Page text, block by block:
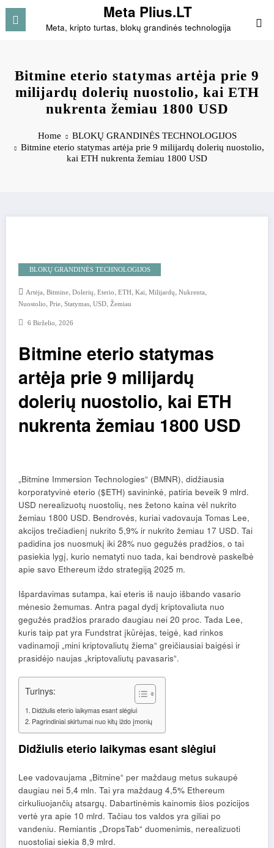
Meta Plius.LT
Meta, kripto turtas, blokų grandinės technologija
Bitmine eterio statymas artėja prie 9
milijardų dolerių nuostolio, kai ETH
nukrenta žemiau 1800 USD
Home
BLOKŲ GRANDINĖS TECHNOLOGIJOS
Bitmine eterio statymas artėja prie 9 milijardų dolerių nuostolio,
kai ETH nukrenta žemiau 1800 USD
BLOKŲ GRANDINĖS TECHNOLOGIJOS
Artėja, Bitmine, Dolerių, Eterio, ETH, Kai, Milijardų, Nukrenta,
Nuostolio, Prie, Statymas, USD, Žemiau
6 Birželio, 2026
Bitmine eterio statymas
artėja prie 9 milijardų
dolerių nuostolio, kai ETH
nukrenta žemiau 1800 USD
„Bitmine Immersion Technologies“ (BMNR), didžiausia
korporatyvinė eterio ($ETH) savininkė, patiria beveik 9 mlrd.
USD nerealizuotų nuostolių, nes žetono kaina vėl nukrito
žemiau 1800 USD. Bendrovės, kuriai vadovauja Tomas Lee,
akcijos trečiadienį nukrito 5,9% ir nukrito žemiau 17 USD. Tai
padidina jos nuosmukį iki 28% nuo gegužės pradžios, o tai
pasiekia lygį, kurio nematyti nuo tada, kai bendrovė paskelbė
apie savo Ethereum iždo strategiją 2025 m.
Išpardavimas sutampa, kai eteris iš naujo išbando vasario
mėnesio žemumas. Antra pagal dydį kriptovaliuta nuo
gegužės pradžios prarado daugiau nei 20 proc. Tada Lee,
kuris taip pat yra Fundstrat įkūrėjas, teigė, kad rinkos
vadinamoji „mini kriptovaliutų žiema“ greičiausiai baigėsi ir
prasidėjo naujas „kriptovaliutų pavasaris“.
Turinys:
Didžiulis eterio laikymas esant slėgiui
Pagrindiniai skirtumai nuo kitų iždo įmonių
Didžiulis eterio laikymas esant slėgiui
Lee vadovaujama „Bitmine“ per maždaug metus sukaupė
daugiau nei 5,4 mln. Tai yra maždaug 4,5% Ethereum
cirkuliuojančių atsargų. Dabartinėmis kainomis šios pozicijos
vertė yra apie 10 mlrd. Tačiau tos valdos yra giliai po
vandeniu. Remiantis „DropsTab“ duomenimis, nerealizuoti
nuostoliai siekia 8,9 mlrd.